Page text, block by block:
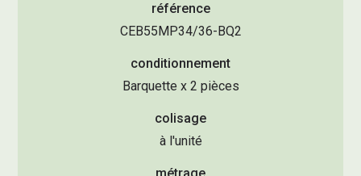
référence
CEB55MP34/36-BQ2
conditionnement
Barquette x 2 pièces
colisage
à l'unité